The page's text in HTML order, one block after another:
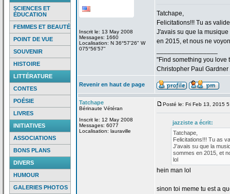
SCIENCES ET
ÉDUCATION
FEMMES ET BEAUTÉ
POINT DE VUE
SOUVENIR
HISTOIRE
LITTÉRATURE
CONTES
POÉSIE
LIVRES
INITIATIVES
ASSOCIATIONS
BONS PLANS
DIVERS
HUMOUR
GALERIES PHOTOS
Inscrit le: 13 May 2008
Messages: 1660
Localisation: N 36°57'26" W
075°56'57"
Tatchape,
Felicitations!!! Tu as
J'avais su que la musique
en 2015, et nous ne
"Find something you love
Christopher Paul Gardner
Revenir en haut de page
Tatchape
Bérinaute Vétéran
Inscrit le: 12 May 2008
Messages: 6077
Localisation: lauraville
Posté le: Fri Feb 13, 2015
jazziste a écrit:
Tatchape,
Felicitations!!! Tu as
J'avais su que la
sommes en 2015, et
lol
hein man lol
sinon toi meme tu est a